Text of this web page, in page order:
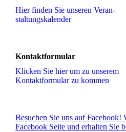
Hier finden Sie unseren Ver­an­
stal­tungs­ka­len­der
Kontaktformular
Klicken Sie hier um zu unserem
Kon­takt­for­mu­lar zu kommen
Besuchen Sie uns auf Facebook!
Facebook Seite und erhalten Sie